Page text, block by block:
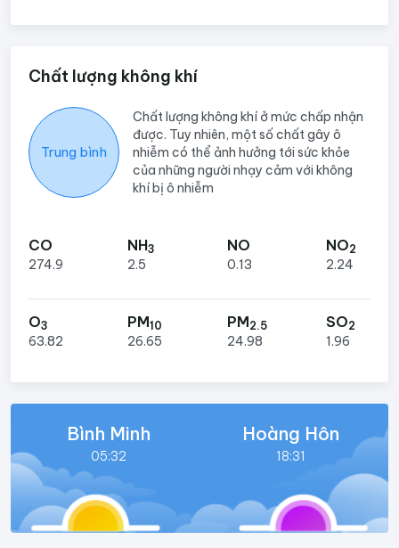
Chất lượng không khí
Trung bình
Chất lượng không khí ở mức chấp nhận
được. Tuy nhiên, một số chất gây ô
nhiễm có thể ảnh hưởng tới sức khỏe
của những người nhạy cảm với không
khí bị ô nhiễm
CO
274.9
NH3
2.5
NO
0.13
NO2
2.24
O3
63.82
PM10
26.65
PM2.5
24.98
SO2
1.96
Bình Minh
05:32
Hoàng Hôn
18:31